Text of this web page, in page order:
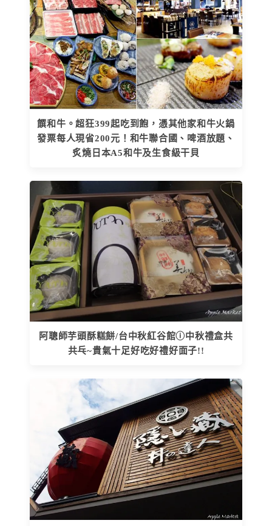
饌和牛。超狂399起吃到飽，憑其他家和牛火鍋
發票每人現省200元！和牛聯合國、啤酒放題、
炙燒日本A5和牛及生食級干貝
阿聰師芋頭酥糕餅/台中秋紅谷館ⓘ中秋禮盒共
共乓~貴氣十足好吃好禮好面子!!